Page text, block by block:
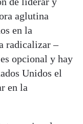
aglutina
en la
radicalizar –
opcional y hay
Unidos el
en la